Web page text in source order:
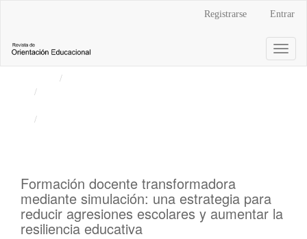
principal
Barra
Registrarse Entrar
Formación docente transformadora
mediante simulación: una estrategia para
reducir agresiones escolares y aumentar la
resiliencia educativa